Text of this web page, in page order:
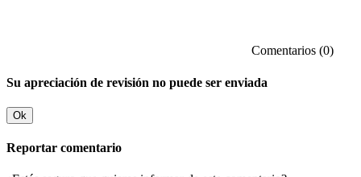
Comentarios (0)
Su apreciación de revisión no puede ser enviada
Ok
Reportar comentario